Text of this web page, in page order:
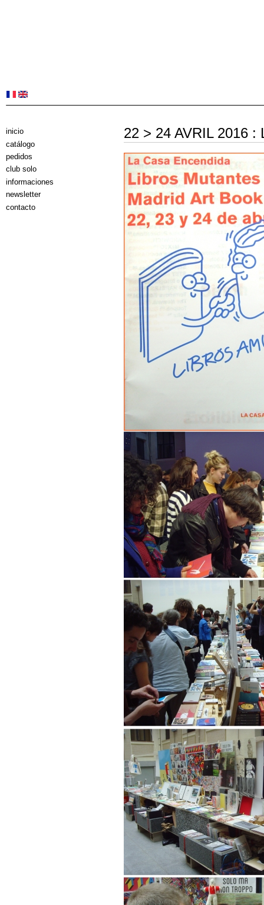
22 > 24 AVRIL 2016
inicio
catálogo
pedidos
club solo
informaciones
newsletter
contacto